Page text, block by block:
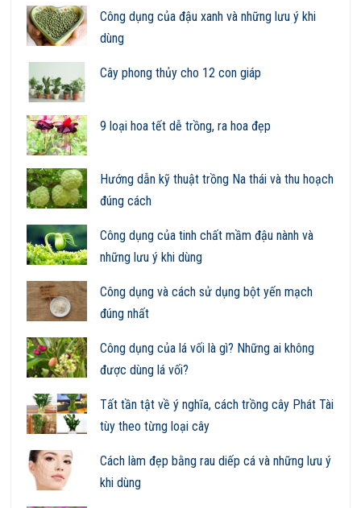
Công dụng của đậu xanh và những lưu ý khi
dùng
Cây phong thủy cho 12 con giáp
9 loại hoa tết dễ trồng, ra hoa đẹp
Hướng dẫn kỹ thuật trồng Na thái và thu hoạch
đúng cách
Công dụng của tinh chất mầm đậu nành và
những lưu ý khi dùng
Công dụng và cách sử dụng bột yến mạch
đúng nhất
Công dụng của lá vối là gì? Những ai không
được dùng lá vối?
Tất tần tật về ý nghĩa, cách trồng cây Phát Tài
tùy theo từng loại cây
Cách làm đẹp bằng rau diếp cá và những lưu ý
khi dùng